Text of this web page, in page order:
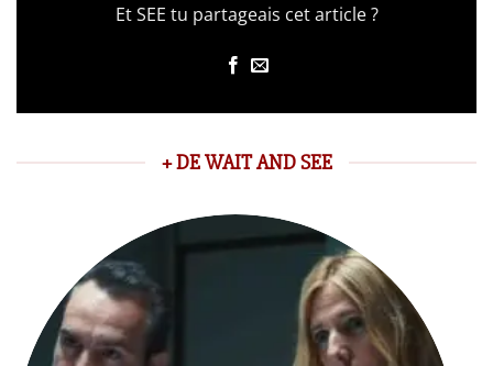
Et SEE tu partageais cet article ?
+ DE WAIT AND SEE